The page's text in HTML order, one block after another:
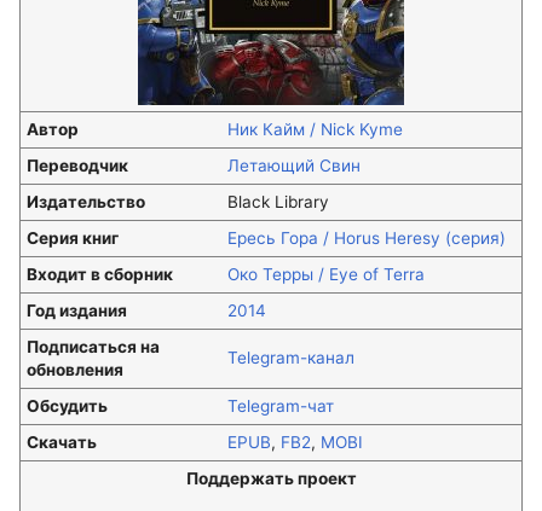
Автор
Ник Кайм / Nick Kyme
Переводчик
Летающий Свин
Издательство
Black Library
Серия книг
Ересь Гора / Horus Heresy (серия)
Входит в сборник
Око Терры / Eye of Terra
Год издания
2014
Подписаться на
обновления
Telegram-канал
Обсудить
Telegram-чат
Скачать
EPUB, FB2, MOBI
Поддержать проект